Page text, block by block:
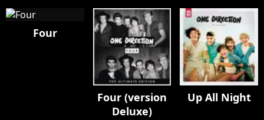
Four
Four (version
Deluxe)
Up All Night